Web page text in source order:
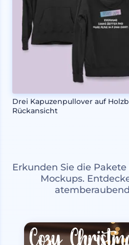
Drei Kapuzenpullover auf
Rückansicht
Erkunden Sie die
Mockups.